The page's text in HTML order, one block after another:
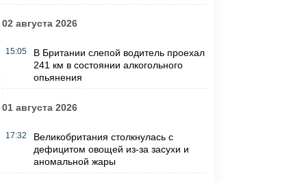
02 августа 2026
15:05
В Британии слепой водитель проехал
241 км в состоянии алкогольного
опьянения
01 августа 2026
17:32
Великобритания столкнулась с
дефицитом овощей из-за засухи и
аномальной жары